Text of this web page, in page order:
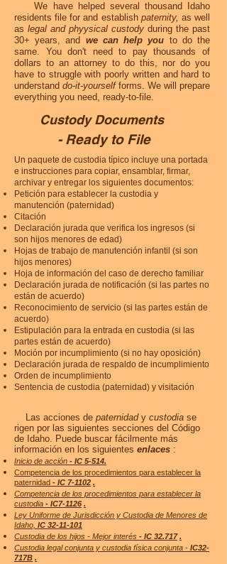
We have helped several thousand Idaho
residents file for and establish paternity, as well
as legal and phyysical custody during the past
30+ years, and we can help you to do the
same. You don't need to pay thousands of
dollars to an attorney to do this, nor do you
have to struggle with poorly written and hard to
understand do-it-yourself forms. We will prepare
everything you need, ready-to-file.
Custody Documents
- Ready to File
Un paquete de custodia típico incluye una portada
e instrucciones para copiar, ensamblar, firmar,
archivar y entregar los siguientes documentos:
Petición para establecer la custodia y
manutención (paternidad)
Citación
Declaración jurada que verifica los ingresos (si
son hijos menores de edad)
Hojas de trabajo de manutención infantil (si son
hijos menores)
Hoja de información del caso de derecho familiar
Declaración jurada de notificación (si las partes no
están de acuerdo)
Reconocimiento de servicio (si las partes están de
acuerdo)
Estipulación para la entrada en custodia (si las
partes están de acuerdo)
Moción por incumplimiento (si no hay oposición)
Declaración jurada de respaldo de incumplimiento
Orden de incumplimiento
Sentencia de custodia (paternidad) y visitación
Las acciones de paternidady custodia se
rigen por las siguientes secciones del Código
de Idaho. Puede buscar fácilmente más
información en los siguientes enlaces :
Inicio de acción - IC 5-514.
Competencia de los procedimientos para establecer la
paternidad - IC 7-1102 .
Competencia de los procedimientos para establecer la
custodia - IC7-1126 .
Ley Uniforme de Jurisdicción y Custodia de Menores de
Idaho, IC 32-11-101
Custodia de los hijos - Mejor interés - IC 32.717 .
Custodia legal conjunta y custodia física conjunta - IC32-
717B .